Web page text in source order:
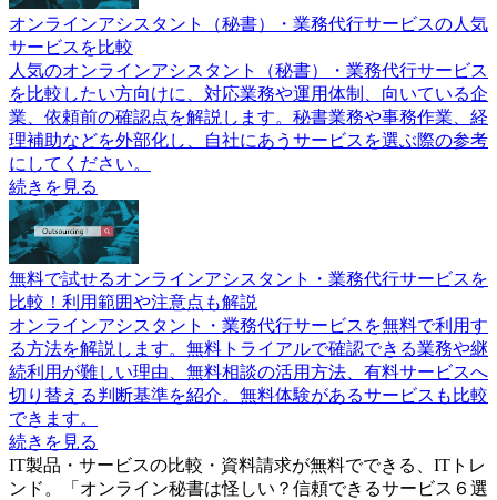
オンラインアシスタント（秘書）・業務代行サービスの人気
サービスを比較
人気のオンラインアシスタント（秘書）・業務代行サービス
を比較したい方向けに、対応業務や運用体制、向いている企
業、依頼前の確認点を解説します。秘書業務や事務作業、経
理補助などを外部化し、自社にあうサービスを選ぶ際の参考
にしてください。
続きを見る
無料で試せるオンラインアシスタント・業務代行サービスを
比較！利用範囲や注意点も解説
オンラインアシスタント・業務代行サービスを無料で利用す
る方法を解説します。無料トライアルで確認できる業務や継
続利用が難しい理由、無料相談の活用方法、有料サービスへ
切り替える判断基準を紹介。無料体験があるサービスも比較
できます。
続きを見る
IT製品・サービスの比較・資料請求が無料でできる、ITトレ
ンド。「 オンライン秘書は怪しい？信頼できるサービス６選